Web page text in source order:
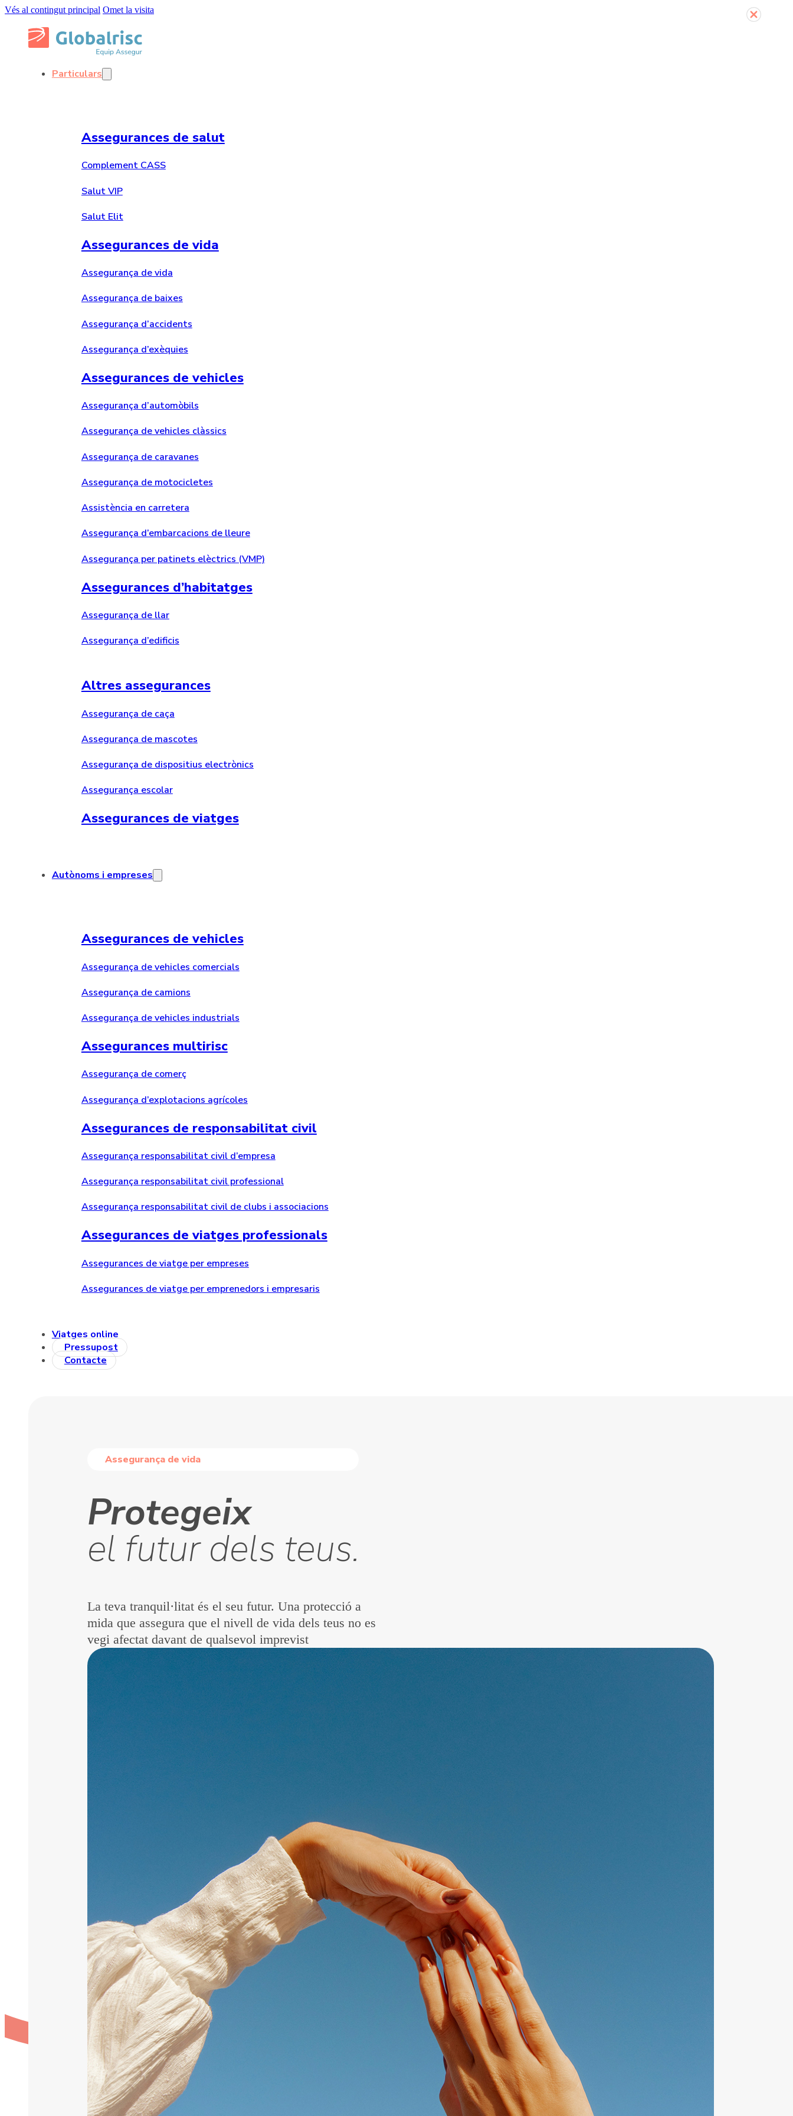
Vés al contingut principal Omet la visita
Particulars
Assegurances de salut
Complement CASS
Salut VIP
Salut Elit
Assegurances de vida
Assegurança de vida
Assegurança de baixes
Assegurança d’accidents
Assegurança d’exèquies
Assegurances de vehicles
Assegurança d’automòbils
Assegurança de vehicles clàssics
Assegurança de caravanes
Assegurança de motocicletes
Assistència en carretera
Assegurança d’embarcacions de lleure
Assegurança per patinets elèctrics (VMP)
Assegurances d’habitatges
Assegurança de llar
Assegurança d’edificis
Altres assegurances
Assegurança de caça
Assegurança de mascotes
Assegurança de dispositius electrònics
Assegurança escolar
Assegurances de viatges
Autònoms i empreses
Assegurances de vehicles
Assegurança de vehicles comercials
Assegurança de camions
Assegurança de vehicles industrials
Assegurances multirisc
Assegurança de comerç
Assegurança d’explotacions agrícoles
Assegurances de responsabilitat civil
Assegurança responsabilitat civil d’empresa
Assegurança responsabilitat civil professional
Assegurança responsabilitat civil de clubs i associacions
Assegurances de viatges professionals
Assegurances de viatge per empreses
Assegurances de viatge per emprenedors i empresaris
Viatges online
Pressupost
Contacte
Assegurança de vida
Protegeix
el futur dels teus.
La teva tranquil·litat és el seu futur. Una protecció a
mida que assegura que el nivell de vida dels teus no es
vegi afectat davant de qualsevol imprevist